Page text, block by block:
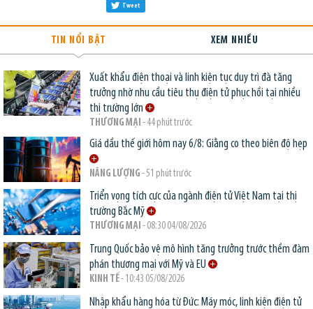
Tweet
TIN NỔI BẬT XEM NHIỀU
Xuất khẩu điện thoại và linh kiện tục duy trì đà tăng
trưởng nhờ nhu cầu tiêu thụ điện tử phục hồi tại nhiều
thị trường lớn
THƯƠNG MẠI - 44 phút trước
Giá dầu thế giới hôm nay 6/8: Giằng co theo biên độ hẹp
NĂNG LƯỢNG - 51 phút trước
Triển vọng tích cực của ngành điện tử Việt Nam tại thị
trường Bắc Mỹ
THƯƠNG MẠI - 08:30 04/08/2026
Trung Quốc bảo vệ mô hình tăng trưởng trước thềm đàm
phán thương mại với Mỹ và EU
KINH TẾ- 10:43 05/08/2026
Nhập khẩu hàng hóa từ Đức: Máy móc, linh kiện điện tử